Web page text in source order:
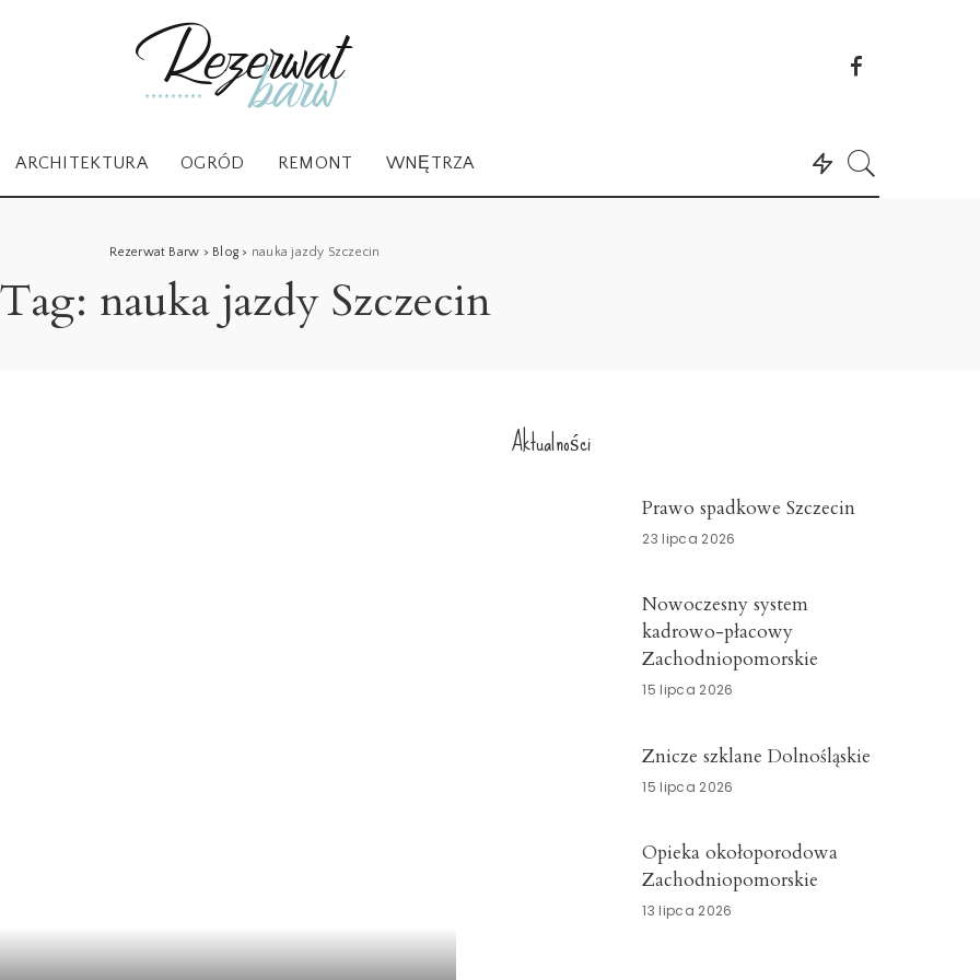
ARCHITEKTURA OGRÓD REMONT WNĘTRZA
Rezerwat Barw > Blog > nauka jazdy Szczecin
Tag: nauka jazdy Szczecin
Aktualności
Prawo spadkowe Szczecin
23 lipca 2026
Nowoczesny system
kadrowo-płacowy
Zachodniopomorskie
15 lipca 2026
Znicze szklane Dolnośląskie
15 lipca 2026
Opieka okołoporodowa
Zachodniopomorskie
13 lipca 2026